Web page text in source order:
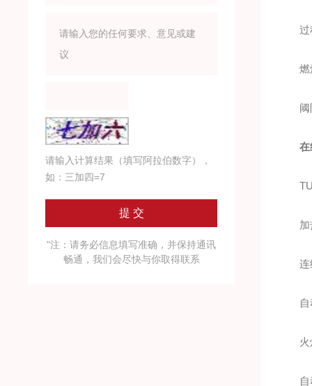
过
燃
阈限
在
TUV
加热
连
自动
火
自
请输入计算结果（填写阿拉伯数字），
如：三加四=7
"注：请务必信息填写准确，并保持通讯
畅通，我们会尽快与你取得联系